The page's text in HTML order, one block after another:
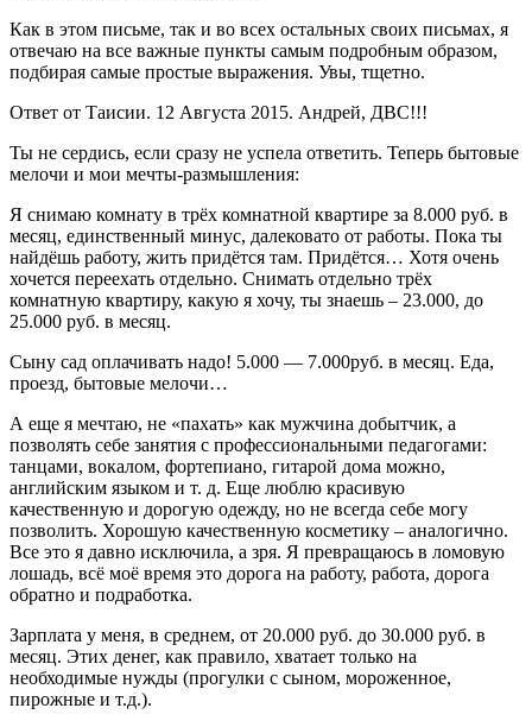
Как в этом письме, так и во всех остальных своих письмах, я
отвечаю на все важные пункты самым подробным образом,
подбирая самые простые выражения. Увы, тщетно.
Ответ от Таисии. 12 Августа 2015. Андрей, ДВС!!!
Ты не сердись, если сразу не успела ответить. Теперь бытовые
мелочи и мои мечты-размышления:
Я снимаю комнату в трёх комнатной квартире за 8.000 руб. в
месяц, единственный минус, далековато от работы. Пока ты
найдёшь работу, жить придётся там. Придётся… Хотя очень
хочется переехать отдельно. Снимать отдельно трёх
комнатную квартиру, какую я хочу, ты знаешь – 23.000, до
25.000 руб. в месяц.
Сыну сад оплачивать надо! 5.000 — 7.000руб. в месяц. Еда,
проезд, бытовые мелочи…
А еще я мечтаю, не «пахать» как мужчина добытчик, а
позволять себе занятия с профессиональными педагогами:
танцами, вокалом, фортепиано, гитарой дома можно,
английским языком и т. д. Еще люблю красивую
качественную и дорогую одежду, но не всегда себе могу
позволить. Хорошую качественную косметику – аналогично.
Все это я давно исключила, а зря. Я превращаюсь в ломовую
лошадь, всё моё время это дорога на работу, работа, дорога
обратно и подработка.
Зарплата у меня, в среднем, от 20.000 руб. до 30.000 руб. в
месяц. Этих денег, как правило, хватает только на
необходимые нужды (прогулки с сыном, мороженное,
пирожные и т.д.).